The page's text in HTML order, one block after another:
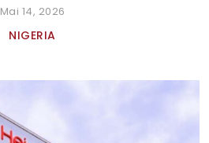
Mai 14, 2026
NIGERIA